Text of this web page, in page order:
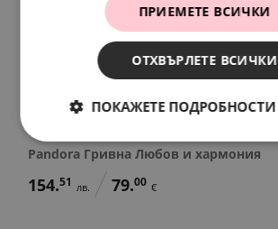
Pandora Гривна Любов и хармония
154.51 лв. 79.00 €
ПРИЕМЕТЕ ВСИЧКИ
ОТХВЪРЛЕТЕ ВСИЧКИ
ПОКАЖЕТЕ ПОДРОБНОСТИ